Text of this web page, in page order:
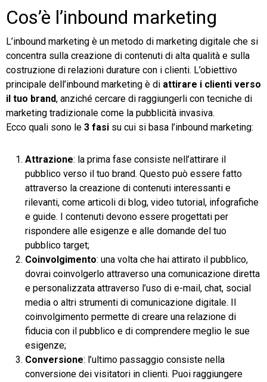
Cos’è l’inbound marketing
L’inbound marketing è un metodo di marketing digitale che si
concentra sulla creazione di contenuti di alta qualità e sulla
costruzione di relazioni durature con i clienti. L’obiettivo
principale dell’inbound marketing è di attirare i clienti verso
il tuo brand, anziché cercare di raggiungerli con tecniche di
marketing tradizionale come la pubblicità invasiva.
Ecco quali sono le 3 fasi su cui si basa l’inbound marketing:
Attrazione: la prima fase consiste nell’attirare il
pubblico verso il tuo brand. Questo può essere fatto
attraverso la creazione di contenuti interessanti e
rilevanti, come articoli di blog, video tutorial, infografiche
e guide. I contenuti devono essere progettati per
rispondere alle esigenze e alle domande del tuo
pubblico target;
Coinvolgimento: una volta che hai attirato il pubblico,
dovrai coinvolgerlo attraverso una comunicazione diretta
e personalizzata attraverso l’uso di e-mail, chat, social
media o altri strumenti di comunicazione digitale. Il
coinvolgimento permette di creare una relazione di
fiducia con il pubblico e di comprendere meglio le sue
esigenze;
Conversione: l’ultimo passaggio consiste nella
conversione dei visitatori in clienti. Puoi raggiungere